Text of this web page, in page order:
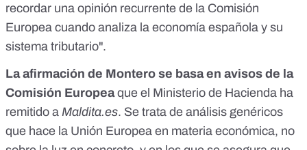
recordar una opinión recurrente de la Comisión
Europea cuando analiza la economía española y su
sistema tributario".
La afirmación de Montero se basa en avisos de la
Comisión Europeaque el Ministerio de Hacienda ha
remitido a Maldita.es. Se trata de análisis genéricos
que hace la Unión Europea en materia económica, no